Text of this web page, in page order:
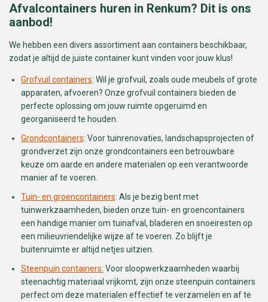
Afvalcontainers huren in Renkum? Dit is ons
aanbod!
We hebben een divers assortiment aan containers beschikbaar,
zodat je altijd de juiste container kunt vinden voor jouw klus!
Grofvuil containers: Wil je grofvuil, zoals oude meubels of grote
apparaten, afvoeren? Onze grofvuil containers bieden de
perfecte oplossing om jouw ruimte opgeruimd en
georganiseerd te houden.
Grondcontainers: Voor tuinrenovaties, landschapsprojecten of
grondverzet zijn onze grondcontainers een betrouwbare
keuze om aarde en andere materialen op een verantwoorde
manier af te voeren.
Tuin- en groencontainers: Als je bezig bent met
tuinwerkzaamheden, bieden onze tuin- en groencontainers
een handige manier om tuinafval, bladeren en snoeiresten op
een milieuvriendelijke wijze af te voeren. Zo blijft je
buitenruimte er altijd netjes uitzien.
Steenpuin containers: Voor sloopwerkzaamheden waarbij
steenachtig materiaal vrijkomt, zijn onze steenpuin containers
perfect om deze materialen effectief te verzamelen en af te